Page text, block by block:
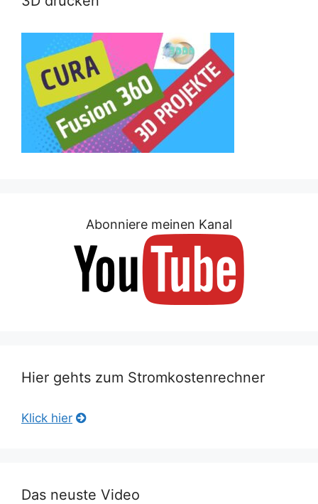
Abonniere meinen Kanal
Hier gehts zum Stromkostenrechner
Klick hier
Das neuste Video